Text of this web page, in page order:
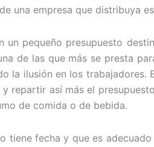
una empresa que distribuya
un pequeño presupuesto
de las que más se presta
la ilusión en los trabajadores.
repartir así más el
de comida o de bebida.
tiene fecha y que es